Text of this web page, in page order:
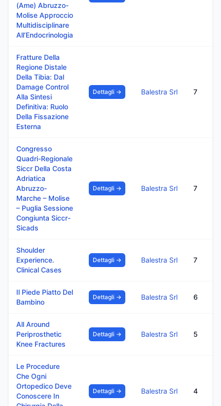
(Ame) Abruzzo-
Molise Approccio
Multidisciplinare
All’Endocrinologia
Fratture Della
Regione Distale
Della Tibia: Dal
Damage Control
Alla Sintesi
Definitiva: Ruolo
Della Fissazione
Esterna
Dettagli → Balestra Srl 7
Congresso
Quadri-Regionale
Siccr Della Costa
Adriatica
Abruzzo-
Marche – Molise
– Puglia Sessione
Congiunta Siccr-
Sicads
Dettagli → Balestra Srl 7
Shoulder
Experience.
Clinical Cases
Dettagli → Balestra Srl 7
Il Piede Piatto Del
Bambino
Dettagli → Balestra Srl 6
All Around
Periprosthetic
Knee Fractures
Dettagli → Balestra Srl 5
Le Procedure
Che Ogni
Ortopedico Deve
Conoscere In
Dettagli → Balestra Srl 4